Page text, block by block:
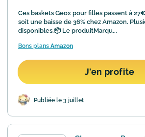
Ces baskets Geox pour filles passent à
soit une baisse de 36% chez Amazon.
disponibles.📦 Le produitMarqu...
Bons plans Amazon
J'en profite
Publiée le 3 juillet